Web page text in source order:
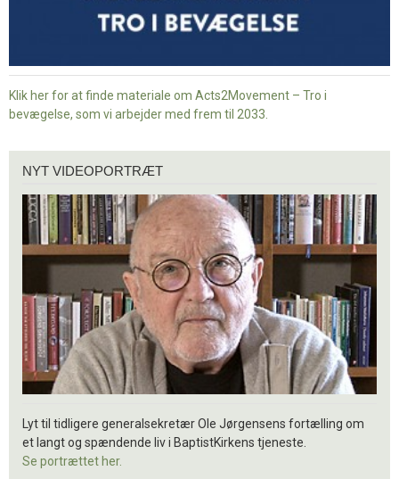
Klik her for at finde materiale om Acts2Movement – Tro i
bevægelse, som vi arbejder med frem til 2033.
videoportræt
NYT VIDEOPORTRÆT
Lyt til tidligere generalsekretær Ole Jørgensens fortælling om
et langt og spændende liv i BaptistKirkens tjeneste.
Se portrættet her.